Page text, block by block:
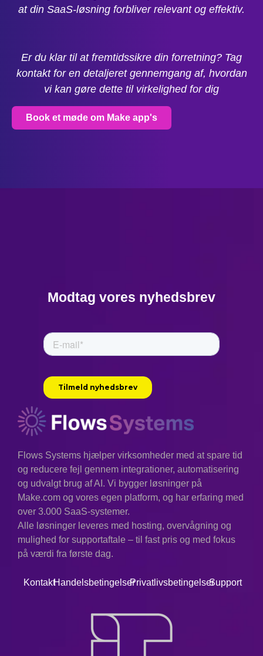
at din SaaS-løsning forbliver relevant og effektiv.
Er du klar til at fremtidssikre din forretning? Tag
kontakt for en detaljeret gennemgang af, hvordan
vi kan gøre dette til virkelighed for dig
Book et møde om Make app's
Modtag vores nyhedsbrev
Flows Systems hjælper virksomheder med at spare tid
og reducere fejl gennem integrationer, automatisering
og udvalgt brug af AI. Vi bygger løsninger på
Make.com og vores egen platform, og har erfaring med
over 3.000 SaaS-systemer.
Alle løsninger leveres med hosting, overvågning og
mulighed for supportaftale – til fast pris og med fokus
på værdi fra første dag.
KontaktHandelsbetingelserPrivatlivsbetingelserSupport